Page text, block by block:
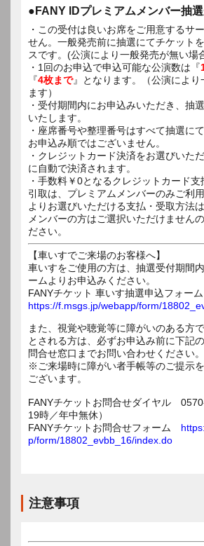
●FANY IDプレミアムメンバー抽
・この受付は良いお席をご用意するサ
せん。一般発売前に抽選にてチケット
スです。(公演により一般発売が無い場
・1回のお申込で申込可能な公演数は『
『4枚まで』となります。（公演により
ます）
・受付期間内にお申込みいただき、抽
いたします。
・座席番号や整理番号はすべて抽選に
お申込み順ではございません。
・クレジットカード決済をお選びいた
に自動で決済されます。
・手数料￥0となるクレジットカード
引取は、プレミアムメンバーのみご利
よりお選びいただける支払・受取方法
メンバーの方はご選択いただけません
ださい。
【車いすでご来場のお客様へ】
車いすをご使用の方は、抽選受付期間
ームよりお申込みください。
FANYチケット 車いす抽選申込フォーム
https://f.msgs.jp/webapp/form/
また、視覚や聴覚等に障がいのある方
とされる方は、必ずお申込み前に下記
問合せ窓口までお問い合わせください。
※ご来場時に障がい者手帳等のご提示
ございます。
FANYチケットお問合せダイヤル
19時／年中無休）
FANYチケットお問合せフォーム
p/form/18802_evbb_16/index.do
注意事項